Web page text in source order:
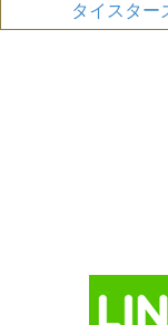
タイスター